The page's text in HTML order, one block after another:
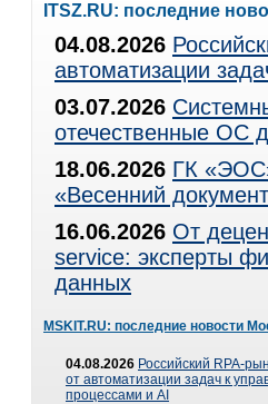
ITSZ.RU: последние
04.08.2026
автоматизации
03.07.2026
отечественные ОС
18.06.2026 ГК
«Весенний
16.06.2026 От
service: эксперты
данных
MSKIT.RU: последние новости
04.08.2026 Российский RPA-
от автоматизации задач к
процессами и AI